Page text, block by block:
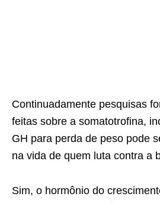
Continuadamente pesquisas
feitas sobre a somatotrofina,
GH para perda de peso pode
na vida de quem luta contra a
Sim, o hormônio do